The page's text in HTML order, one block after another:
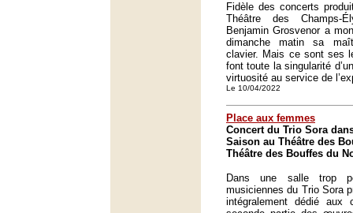
Fidèle des concerts
Théâtre des Champs-
Benjamin Grosvenor a
dimanche matin sa
clavier. Mais ce sont ses
font toute la singularité
virtuosité au service de
Le 10/04/2022
Place aux femmes
Concert du Trio Sora
Saison au Théâtre des
Théâtre des Bouffes du
Dans une salle trop
musiciennes du Trio Sora
intégralement dédié aux